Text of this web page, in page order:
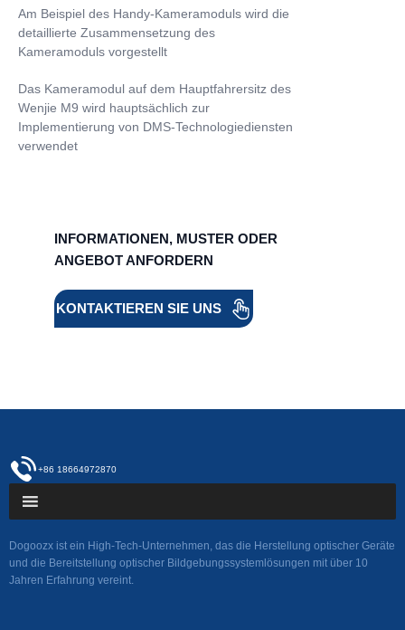
Am Beispiel des Handy-Kameramoduls wird die
detaillierte Zusammensetzung des
Kameramoduls vorgestellt
Das Kameramodul auf dem Hauptfahrersitz des
Wenjie M9 wird hauptsächlich zur
Implementierung von DMS-Technologiediensten
verwendet
INFORMATIONEN, MUSTER ODER
ANGEBOT ANFORDERN
KONTAKTIEREN SIE UNS
+86 18664972870
Dogoozx ist ein High-Tech-Unternehmen, das die Herstellung optischer Geräte
und die Bereitstellung optischer Bildgebungssystemlösungen mit über 10
Jahren Erfahrung vereint.